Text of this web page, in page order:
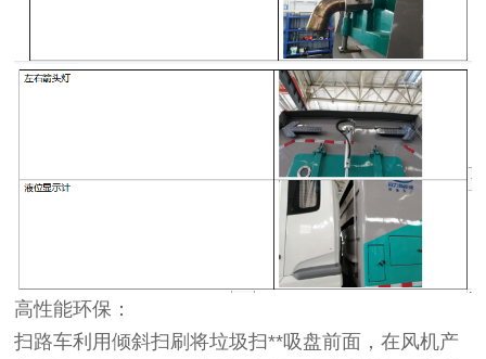
高性能环保：
扫路车利用倾斜扫刷将垃圾扫**吸盘前面，在风机产